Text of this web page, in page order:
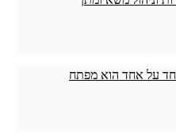
על אחד הוא מפתח